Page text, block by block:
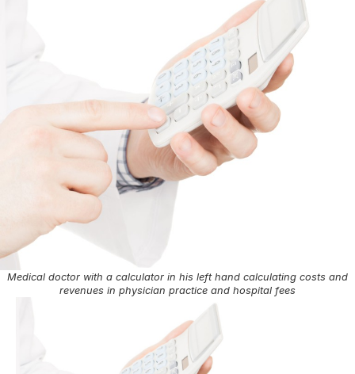
Medical doctor with a calculator in his left hand calculating costs and
revenues in physician practice and hospital fees